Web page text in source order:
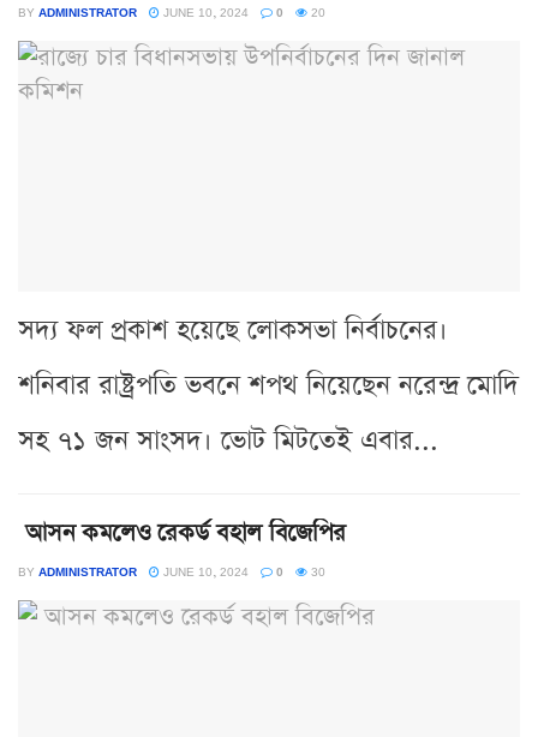
BY ADMINISTRATOR JUNE 10, 2024 0 20
সদ্য ফল প্রকাশ হয়েছে লোকসভা নির্বাচনের।
শনিবার রাষ্ট্রপতি ভবনে শপথ নিয়েছেন নরেন্দ্র মোদি
সহ ৭১ জন সাংসদ। ভোট মিটতেই এবার...
আসন কমলেও রেকর্ড বহাল বিজেপির
BY ADMINISTRATOR JUNE 10, 2024 0 30